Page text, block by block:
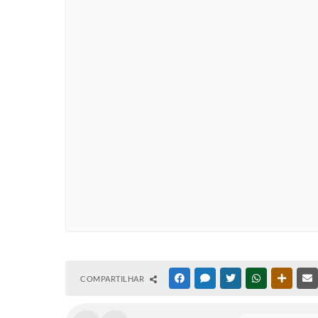
COMPARTILHAR FACEBOOKMESSENGER
TWITTERWHATSAPP